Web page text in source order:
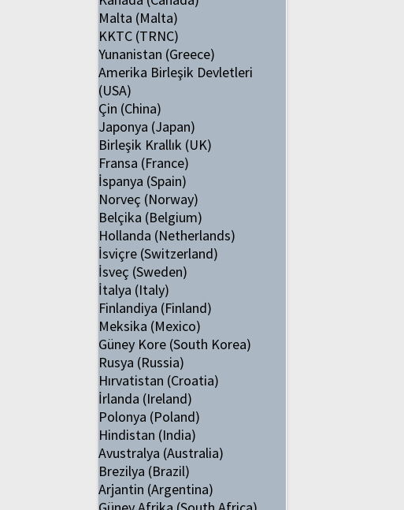
Malta (Malta)
KKTC (TRNC)
Yunanistan (Greece)
Amerika Birleşik Devletleri
(USA)
Çin (China)
Japonya (Japan)
Birleşik Krallık (UK)
Fransa (France)
İspanya (Spain)
Norveç (Norway)
Belçika (Belgium)
Hollanda (Netherlands)
İsviçre (Switzerland)
İsveç (Sweden)
İtalya (Italy)
Finlandiya (Finland)
Meksika (Mexico)
Güney Kore (South Korea)
Rusya (Russia)
Hırvatistan (Croatia)
İrlanda (Ireland)
Polonya (Poland)
Hindistan (India)
Avustralya (Australia)
Brezilya (Brazil)
Arjantin (Argentina)